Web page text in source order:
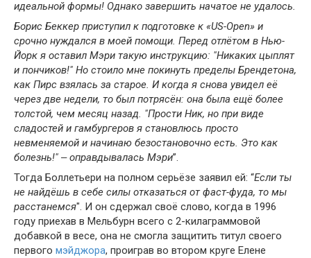
идеальной формы! Однако завершить начатое не удалось.
Борис Беккер приступил к подготовке к «US-Open» и
срочно нуждался в моей помощи. Перед отлётом в Нью-
Йорк я оставил Мэри такую инструкцию: "Никаких цыплят
и пончиков!" Но стоило мне покинуть пределы Брендетона,
как Пирс взялась за старое. И когда я снова увидел её
через две недели, то был потрясён: она была ещё более
толстой, чем месяц назад. "Прости Ник, но при виде
сладостей и гамбургеров я становлюсь просто
невменяемой и начинаю безостановочно есть. Это как
болезнь!" ‒ оправдывалась Мэри”.
Тогда Боллетьери на полном серьёзе заявил ей: “Если ты
не найдёшь в себе силы отказаться от фаст-фуда, то мы
расстанемся". И он сдержал своё слово, когда в 1996
году приехав в Мельбурн всего с 2-килаграммовой
добавкой в весе, она не смогла защитить титул своего
первого мэйджора, проиграв во втором круге Елене